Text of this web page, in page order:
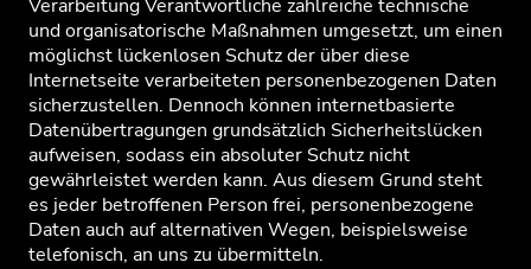
Verarbeitung Verantwortliche zahlreiche technische
und organisatorische Maßnahmen umgesetzt, um einen
möglichst lückenlosen Schutz der über diese
Internetseite verarbeiteten personenbezogenen Daten
sicherzustellen. Dennoch können internetbasierte
Datenübertragungen grundsätzlich Sicherheitslücken
aufweisen, sodass ein absoluter Schutz nicht
gewährleistet werden kann. Aus diesem Grund steht
es jeder betroffenen Person frei, personenbezogene
Daten auch auf alternativen Wegen, beispielsweise
telefonisch, an uns zu übermitteln.